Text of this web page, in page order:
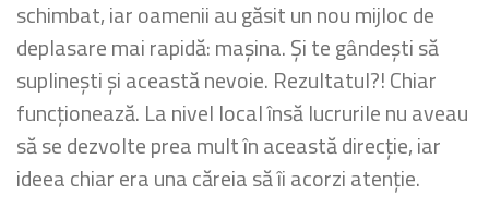
schimbat, iar oamenii au găsit un nou mijloc de
deplasare mai rapidă: mașina. Și te gândești să
suplinești și această nevoie. Rezultatul?! Chiar
funcționează. La nivel local însă lucrurile nu aveau
să se dezvolte prea mult în această direcție, iar
ideea chiar era una căreia să îi acorzi atenție.